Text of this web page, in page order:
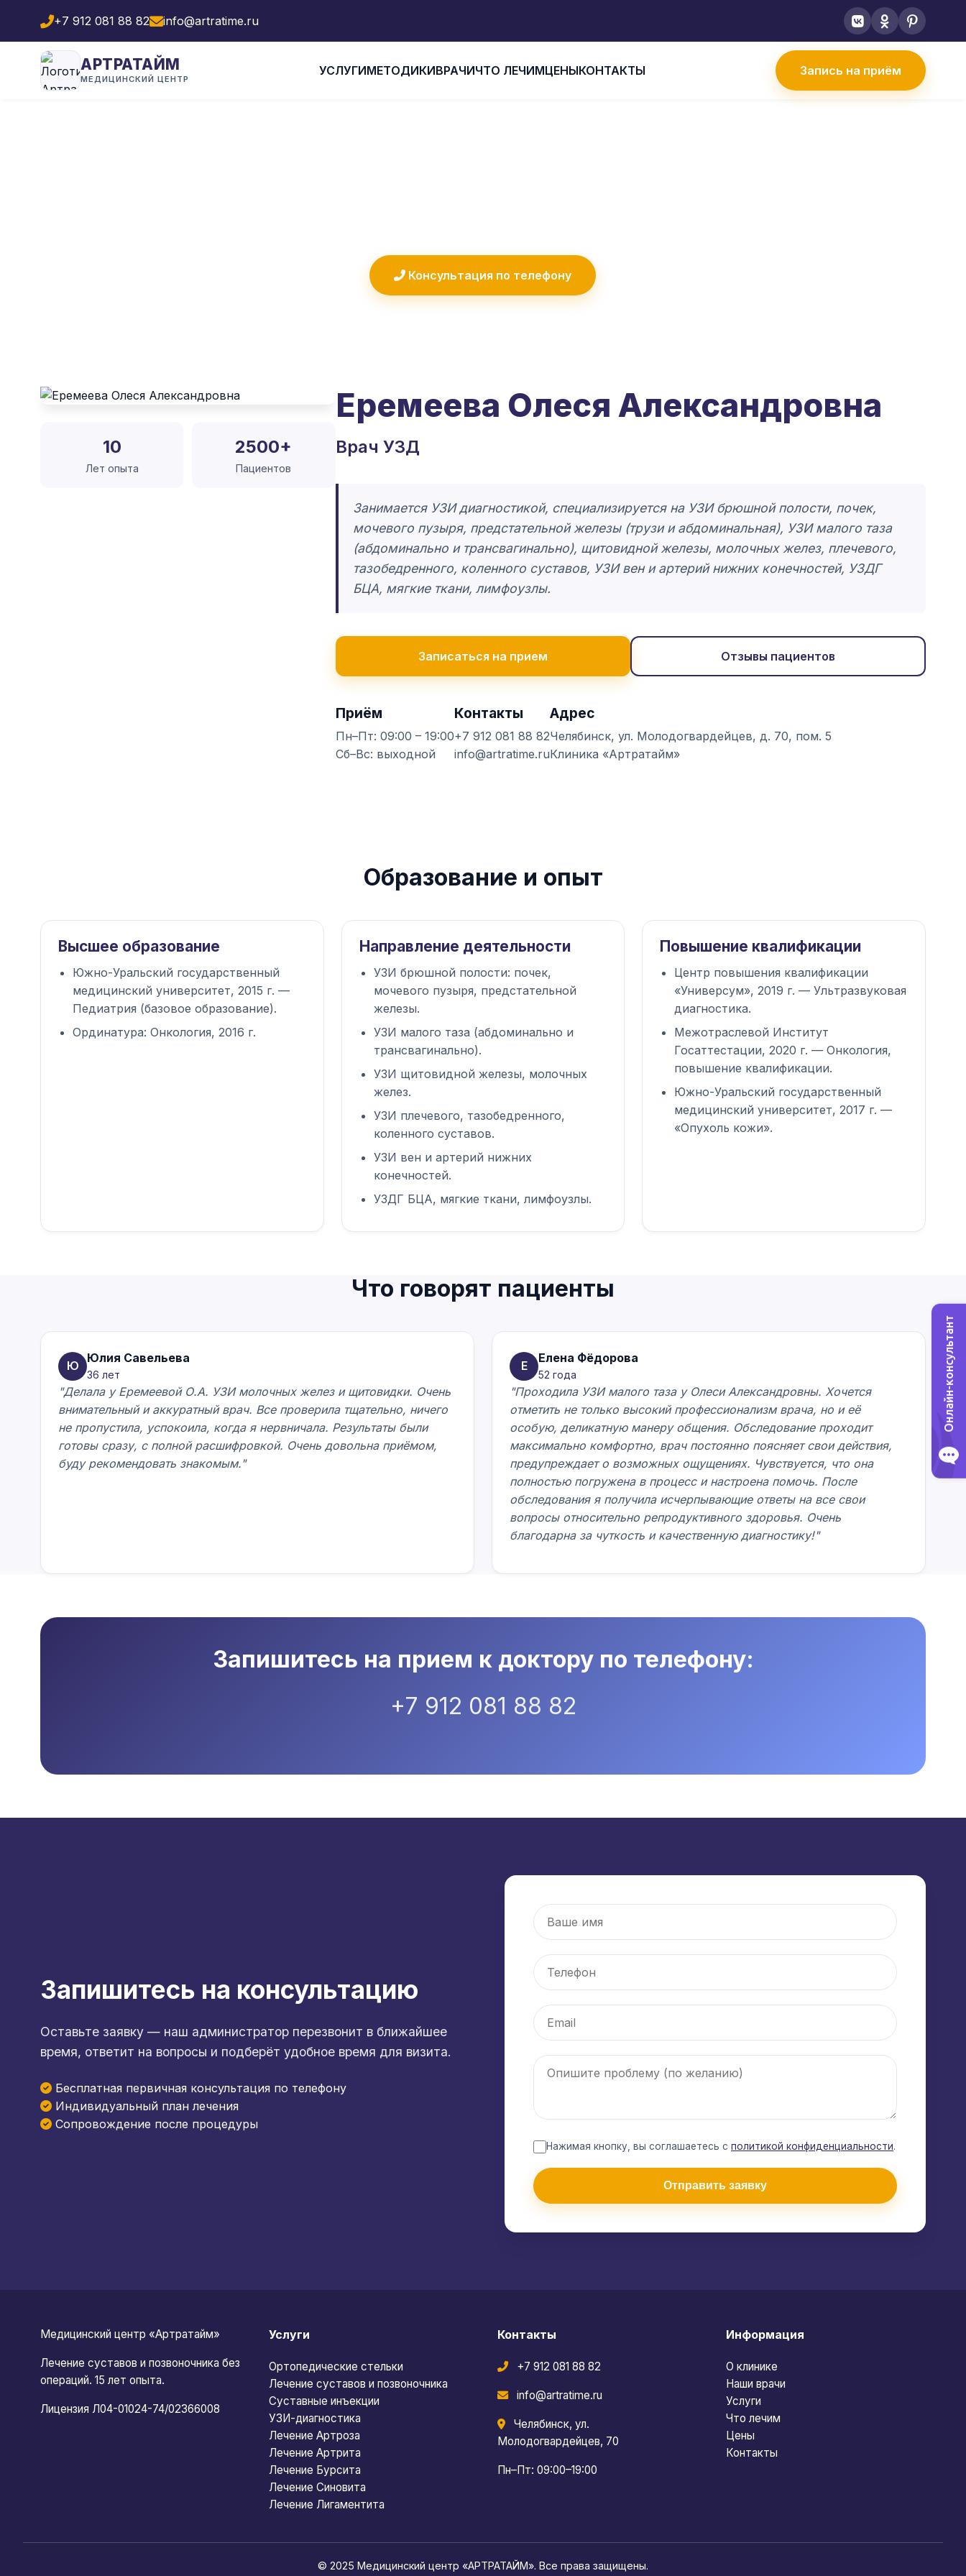
+7 912 081 88 82 info@artratime.ru
АРТРАТАЙМ
МЕДИЦИНСКИЙ ЦЕНТР
УСЛУГИМЕТОДИКИВРАЧИЧТО ЛЕЧИМЦЕНЫКОНТАКТЫ Запись на приём
Консультация по телефону
10
Лет опыта
2500+
Пациентов
Еремеева Олеся Александровна
Врач УЗД
Занимается УЗИ диагностикой, специализируется на УЗИ брюшной полости, почек,
мочевого пузыря, предстательной железы (трузи и абдоминальная), УЗИ малого таза
(абдоминально и трансвагинально), щитовидной железы, молочных желез, плечевого,
тазобедренного, коленного суставов, УЗИ вен и артерий нижних конечностей, УЗДГ
БЦА, мягкие ткани, лимфоузлы.
Записаться на прием Отзывы пациентов
Приём
Пн–Пт: 09:00 – 19:00
Сб–Вс: выходной
Контакты
+7 912 081 88 82
info@artratime.ru
Адрес
Челябинск, ул. Молодогвардейцев, д. 70, пом. 5
Клиника «Артратайм»
Образование и опыт
Высшее образование
Южно-Уральский государственный
медицинский университет, 2015 г. —
Педиатрия (базовое образование).
Ординатура: Онкология, 2016 г.
Направление деятельности
УЗИ брюшной полости: почек,
мочевого пузыря, предстательной
железы.
УЗИ малого таза (абдоминально и
трансвагинально).
УЗИ щитовидной железы, молочных
желез.
УЗИ плечевого, тазобедренного,
коленного суставов.
УЗИ вен и артерий нижних
конечностей.
УЗДГ БЦА, мягкие ткани, лимфоузлы.
Повышение квалификации
Центр повышения квалификации
«Универсум», 2019 г. — Ультразвуковая
диагностика.
Межотраслевой Институт
Госаттестации, 2020 г. — Онкология,
повышение квалификации.
Южно-Уральский государственный
медицинский университет, 2017 г. —
«Опухоль кожи».
Что говорят пациенты
Ю
Юлия Савельева
36 лет
"Делала у Еремеевой О.А. УЗИ молочных желез и щитовидки. Очень
внимательный и аккуратный врач. Все проверила тщательно, ничего
не пропустила, успокоила, когда я нервничала. Результаты были
готовы сразу, с полной расшифровкой. Очень довольна приёмом,
буду рекомендовать знакомым."
Е
Елена Фёдорова
52 года
"Проходила УЗИ малого таза у Олеси Александровны. Хочется
отметить не только высокий профессионализм врача, но и её
особую, деликатную манеру общения. Обследование проходит
максимально комфортно, врач постоянно поясняет свои действия,
предупреждает о возможных ощущениях. Чувствуется, что она
полностью погружена в процесс и настроена помочь. После
обследования я получила исчерпывающие ответы на все свои
вопросы относительно репродуктивного здоровья. Очень
благодарна за чуткость и качественную диагностику!"
Запишитесь на прием к доктору по телефону:
+7 912 081 88 82
Запишитесь на консультацию
Оставьте заявку — наш администратор перезвонит в ближайшее
время, ответит на вопросы и подберёт удобное время для визита.
Бесплатная первичная консультация по телефону
Индивидуальный план лечения
Сопровождение после процедуры
Нажимая кнопку, вы соглашаетесь с политикой конфиденциальности.
Отправить заявку
Медицинский центр «Артратайм»
Лечение суставов и позвоночника без
операций. 15 лет опыта.
Лицензия Л04-01024-74/02366008
Услуги
Ортопедические стельки
Лечение суставов и позвоночника
Суставные инъекции
УЗИ-диагностика
Лечение Артроза
Лечение Артрита
Лечение Бурсита
Лечение Синовита
Лечение Лигаментита
Контакты
+7 912 081 88 82
info@artratime.ru
Челябинск, ул.
Молодогвардейцев, 70
Пн–Пт: 09:00–19:00
Информация
О клинике
Наши врачи
Услуги
Что лечим
Цены
Контакты
© 2025 Медицинский центр «АРТРАТАЙМ». Все права защищены.
Онлайн-консультант